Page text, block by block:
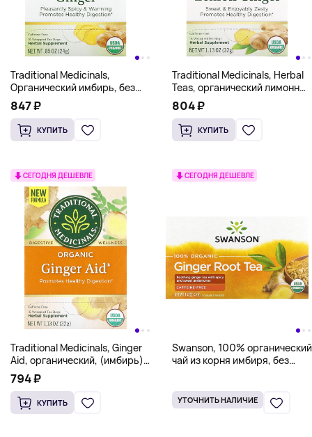
Traditional Medicinals,
Органический имбирь, без
кофеина, 16 чайных
пакетиков, 24 г (0,85 унции)
847 ₽
КУПИТЬ
Traditional Medicinals, Herbal
Teas, органический лимонный
имбирь, без кофеина, 16
чайных пакетиков, 32 г (1,13
унции)
804 ₽
КУПИТЬ
СЕГОДНЯ ДЕШЕВЛЕ
Traditional Medicinals, Ginger
Aid, органический, (имбирь),
без кофеина, 16 чайных
пакетиков, 32 г (1,13 унции)
794 ₽
КУПИТЬ
СЕГОДНЯ ДЕШЕВЛЕ
Swanson, 100% органический
чай из корня имбиря, без
УТОЧНИТЬ НАЛИЧИЕ